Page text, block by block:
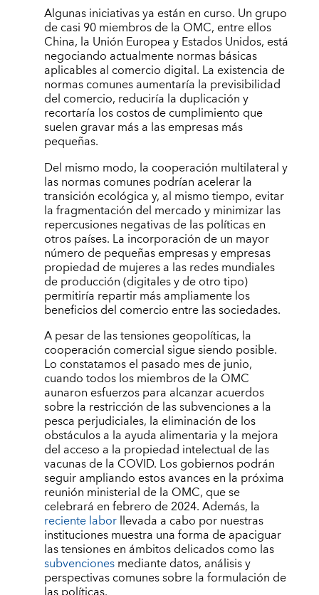
Algunas iniciativas ya están en curso. Un grupo
de casi 90 miembros de la OMC, entre ellos
China, la Unión Europea y Estados Unidos, está
negociando actualmente normas básicas
aplicables al comercio digital. La existencia de
normas comunes aumentaría la previsibilidad
del comercio, reduciría la duplicación y
recortaría los costos de cumplimiento que
suelen gravar más a las empresas más
pequeñas.
Del mismo modo, la cooperación multilateral y
las normas comunes podrían acelerar la
transición ecológica y, al mismo tiempo, evitar
la fragmentación del mercado y minimizar las
repercusiones negativas de las políticas en
otros países. La incorporación de un mayor
número de pequeñas empresas y empresas
propiedad de mujeres a las redes mundiales
de producción (digitales y de otro tipo)
permitiría repartir más ampliamente los
beneficios del comercio entre las sociedades.
A pesar de las tensiones geopolíticas, la
cooperación comercial sigue siendo posible.
Lo constatamos el pasado mes de junio,
cuando todos los miembros de la OMC
aunaron esfuerzos para alcanzar acuerdos
sobre la restricción de las subvenciones a la
pesca perjudiciales, la eliminación de los
obstáculos a la ayuda alimentaria y la mejora
del acceso a la propiedad intelectual de las
vacunas de la COVID. Los gobiernos podrán
seguir ampliando estos avances en la próxima
reunión ministerial de la OMC, que se
celebrará en febrero de 2024. Además, la
reciente laborllevada a cabo por nuestras
instituciones muestra una forma de apaciguar
las tensiones en ámbitos delicados como las
subvencionesmediante datos, análisis y
perspectivas comunes sobre la formulación de